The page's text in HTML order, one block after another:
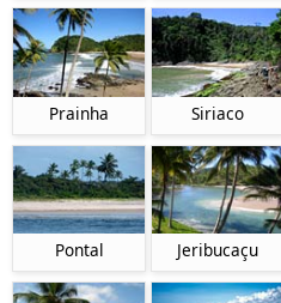
Prainha Siriaco
Pontal Jeribucaçu